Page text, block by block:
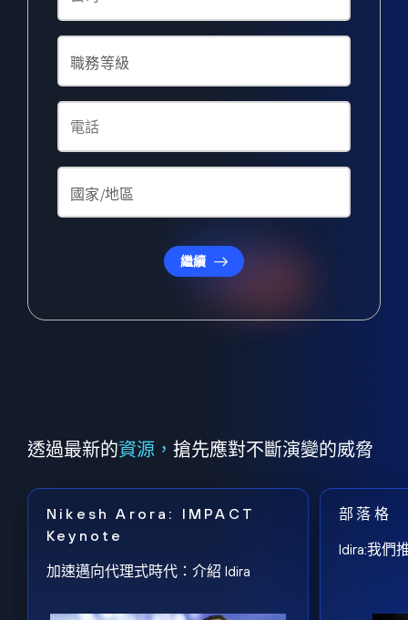
繼續
透過最新的資源， 搶先應對不斷演變的威脅
Nikesh Arora: IMPACT
Keynote
加速邁向代理式時代：介紹 Idira
部落格
Idira:我們